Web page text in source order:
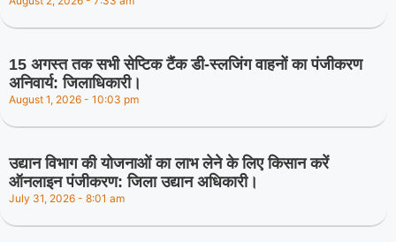
15 अगस्त तक सभी सेप्टिक टैंक डी-स्लजिंग वाहनों का पंजीकरण
अनिवार्य: जिलाधिकारी।
August 1, 2026 10:03 pm
उद्यान विभाग की योजनाओं का लाभ लेने के लिए किसान करें
ऑनलाइन पंजीकरण: जिला उद्यान अधिकारी।
July 31, 2026 8:01 am